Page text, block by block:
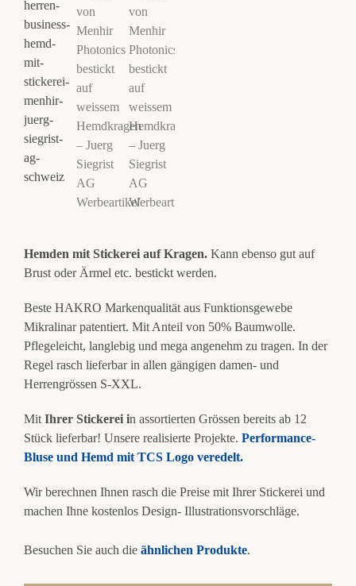
Hemden mit Stickerei auf Kragen.Kann ebenso gut auf
Brust oder Ärmel etc. bestickt werden.
Beste HAKRO Markenqualität aus Funktionsgewebe
Mikralinar patentiert. Mit Anteil von 50% Baumwolle.
Pflegeleicht, langlebig und mega angenehm zu tragen. In der
Regel rasch lieferbar in allen gängigen damen- und
Herrengrössen S-XXL.
Mit Ihrer Stickerei in assortierten Grössen bereits ab 12
Stück lieferbar! Unsere realisierte Projekte. Performance-
Bluse und Hemd mit TCS Logo veredelt.
Wir berechnen Ihnen rasch die Preise mit Ihrer Stickerei und
machen Ihne kostenlos Design- Illustrationsvorschläge.
Besuchen Sie auch die ähnlichen Produkte.